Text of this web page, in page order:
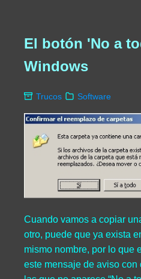
El botón 'No a
Windows
Trucos Software
Cuando vamos a copiar
otro, puede que ya exista
mismo nombre, por lo que
este mensaje de aviso con